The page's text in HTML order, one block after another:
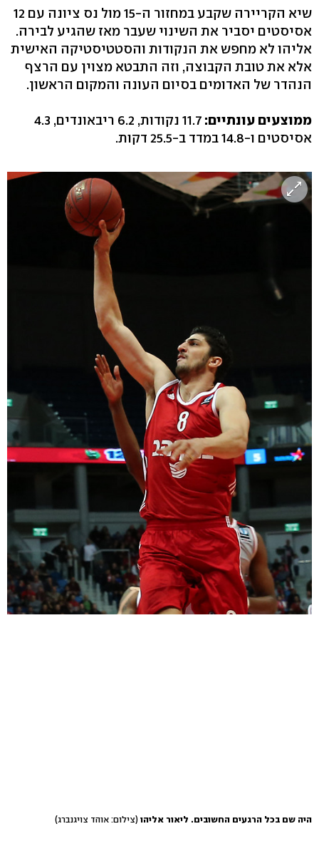
שיא הקריירה שקבע במחזור ה-15 מול נס ציונה עם 12
אסיסטים יסביר את השינוי שעבר מאז שהגיע לבירה.
אליהו לא מחפש את הנקודות והסטטיסטיקה האישית
אלא את טובת הקבוצה, וזה התבטא מצוין עם הרצף
הנהדר של האדומים בסיום העונה והמקום הראשון.
ממוצעים עונתיים:
11.7 נקודות, 6.2 ריבאונדים, 4.3
אסיסטים ו-14.8 במדד ב-25.5 דקות.
היה שם בכל הרגעים החשובים. ליאור אליהו (צילום: אוהד צויגנברג)